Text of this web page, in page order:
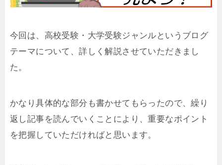
今回は、高校受験・大学受験ジャンルというブログ
テーマについて、詳しく解説させていただきまし
た。
かなり具体的な部分も書かせてもらったので、繰り
返し記事を読んでいくことにより、重要なポイント
を把握していただければと思います。